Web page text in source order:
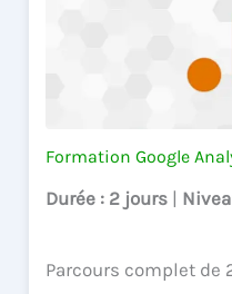
Formation Google
Durée : 2 jours |
Parcours complet de